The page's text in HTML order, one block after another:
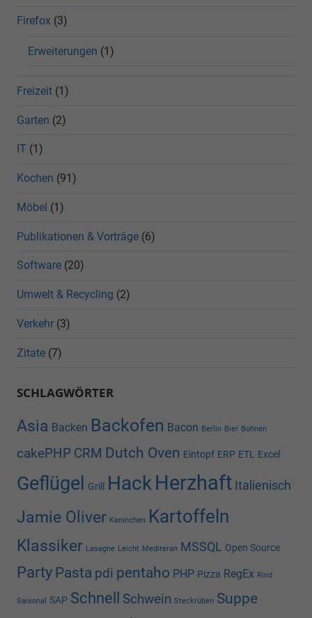
Firefox (3)
Erweiterungen (1)
Freizeit (1)
Garten (2)
IT (1)
Kochen (91)
Möbel (1)
Publikationen & Vorträge (6)
Software (20)
Umwelt & Recycling (2)
Verkehr (3)
Zitate (7)
SCHLAGWÖRTER
Asia Backen Backofen Bacon Berlin Bier Bohnen
cakePHP CRM Dutch Oven Eintopf ERP ETL Excel
Geflügel Grill HackHerzhaft Italienisch
Jamie Oliver Kaninchen Kartoffeln
Klassiker Lasagne Leicht Mediteran MSSQL Open Source
Party Pasta pdi pentaho PHP Pizza RegEx Rind
Saisonal SAP Schnell Schwein Steckrüben Suppe